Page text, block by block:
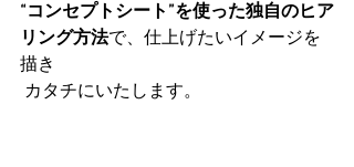
“コンセプトシート”を使った独自のヒア
リング方法で、仕上げたいイメージを
描き
カタチにいたします。